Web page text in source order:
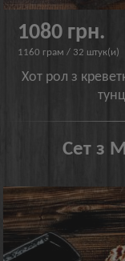
1080 грн.
1160 грам / 32 штук(и)
Хот рол з
Сет з